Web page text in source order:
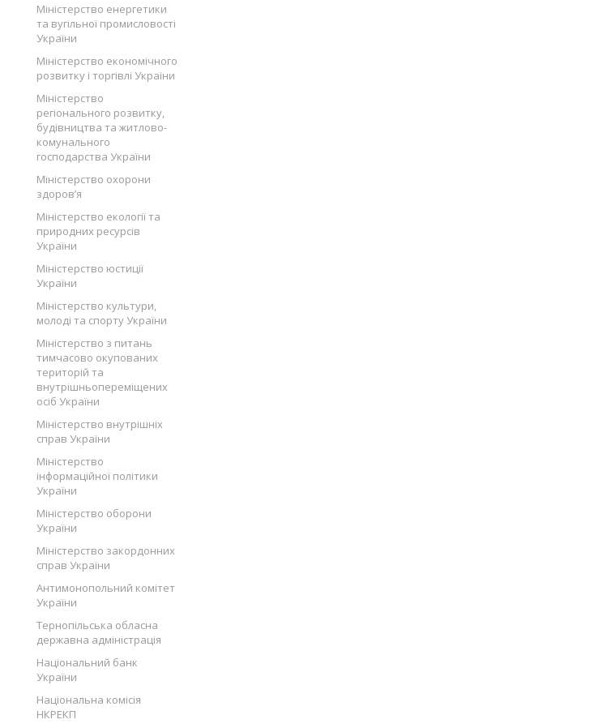
Міністерство енергетики
та вугільної промисловості
України
Міністерство економічного
розвитку і торгівлі України
Міністерство
регіонального розвитку,
будівництва та житлово-
комунального
господарства України
Міністерство охорони
здоров’я
Міністерство екології та
природних ресурсів
України
Міністерство юстиції
України
Міністерство культури,
молоді та спорту України
Міністерство з питань
тимчасово окупованих
територій та
внутрішньопереміщених
осіб України
Міністерство внутрішніх
справ України
Міністерство
інформаційної політики
України
Міністерство оборони
України
Міністерство закордонних
справ України
Антимонопольний комітет
України
Тернопільська обласна
державна адміністрація
Національний банк
України
Національна комісія
НКРЕКП